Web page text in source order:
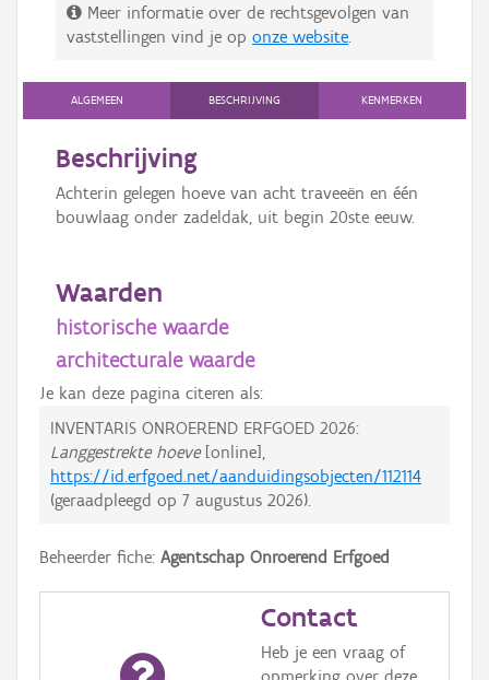
Meer informatie over de rechtsgevolgen van
vaststellingen vind je op onze website
ALGEMEEN BESCHRIJVING KENMERKEN
Beschrijving
Achterin gelegen hoeve van acht traveeën en één
bouwlaag onder zadeldak, uit begin 20ste eeuw.
Waarden
historische waarde
architecturale waarde
Je kan deze pagina citeren als:
INVENTARIS ONROEREND ERFGOED 2026:
Langgestrekte hoeve[online],
https://id.erfgoed.net/aanduidingsobjecten/112114
(geraadpleegd op 7 augustus 2026).
Beheerder fiche: Agentschap Onroerend Erfgoed
Contact
Heb je een vraag of